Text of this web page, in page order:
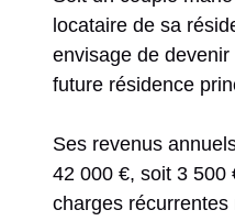
locataire de sa
envisage de
future résidence
Ses revenus
42 000 €, soit 3 500
charges